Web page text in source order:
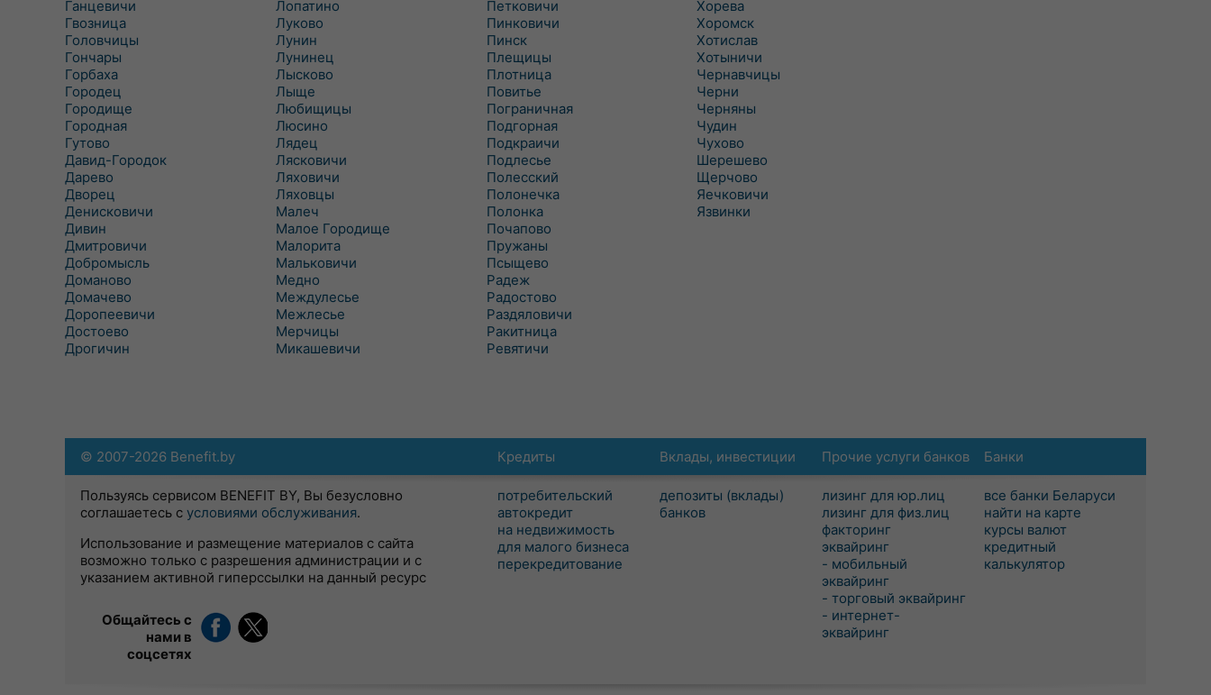
Ганцевичи
Гвозница
Головчицы
Гончары
Горбаха
Городец
Городище
Городная
Гутово
Давид-Городок
Дарево
Дворец
Денисковичи
Дивин
Дмитровичи
Добромысль
Доманово
Домачево
Доропеевичи
Достоево
Дрогичин
Лопатино
Луково
Лунин
Лунинец
Лысково
Лыще
Любищицы
Люсино
Лядец
Лясковичи
Ляховичи
Ляховцы
Малеч
Малое Городище
Малорита
Мальковичи
Медно
Междулесье
Межлесье
Мерчицы
Микашевичи
Петковичи
Пинковичи
Пинск
Плещицы
Плотница
Повитье
Пограничная
Подгорная
Подкраичи
Подлесье
Полесский
Полонечка
Полонка
Почапово
Пружаны
Псыщево
Радеж
Радостово
Раздяловичи
Ракитница
Ревятичи
Хорева
Хоромск
Хотислав
Хотыничи
Чернавчицы
Черни
Черняны
Чудин
Чухово
Шерешево
Щерчово
Яечковичи
Язвинки
Кредиты
потребительский
автокредит
на недвижимость
для малого бизнеса
перекредитование
Вклады, инвестиции
депозиты (вклады)
банков
Прочие услуги банков
лизинг для юр.лиц
лизинг для физ.лиц
факторинг
эквайринг
- мобильный
эквайринг
- торговый эквайринг
- интернет-
эквайринг
Банки
все банки Беларуси
найти на карте
курсы валют
кредитный
калькулятор
© 2007-2026 Benefit.by
Пользуясь сервисом BENEFIT BY, Вы безусловно
соглашаетесь с условиями обслуживания.
Использование и размещение материалов с сайта
возможно только с разрешения администрации и с
указанием активной гиперссылки на данный ресурс
Общайтесь с
нами в
соцсетях